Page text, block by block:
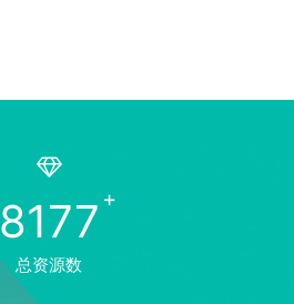
8177
总资源数